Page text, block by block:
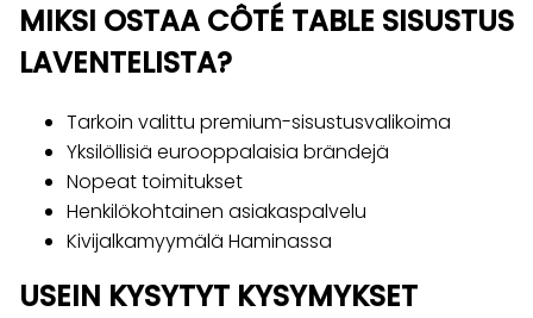
MIKSI OSTAA CÔTÉ TABLE SISUSTUS
LAVENTELISTA?
Tarkoin valittu premium-sisustusvalikoima
Yksilöllisiä eurooppalaisia brändejä
Nopeat toimitukset
Henkilökohtainen asiakaspalvelu
Kivijalkamyymälä Haminassa
USEIN KYSYTYT KYSYMYKSET